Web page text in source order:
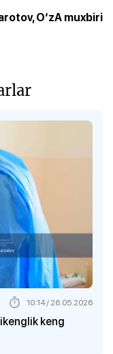
O‘zA muxbiri
keng
10:14 / 26.05.2026